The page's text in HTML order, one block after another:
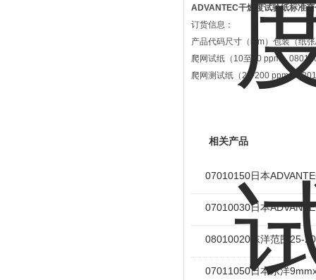
ADVANTEC干燥度试验纸标准
订货信息：
产品代码尺寸（mm）包装（纸
爬网试纸（10至50 ppm）
爬网测试纸（25-200 ppm）
相关产品
07010150日本
07010030日本
08010020东洋范围25-
07011050日本东洋